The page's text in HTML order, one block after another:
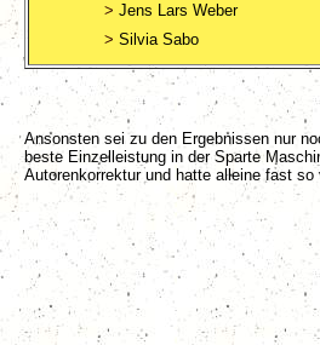
> Jens Lars Weber
> Silvia Sabo
Ansonsten sei zu den Ergebnissen nur
beste Einzelleistung in der Sparte
Autorenkorrektur und hatte alleine fast